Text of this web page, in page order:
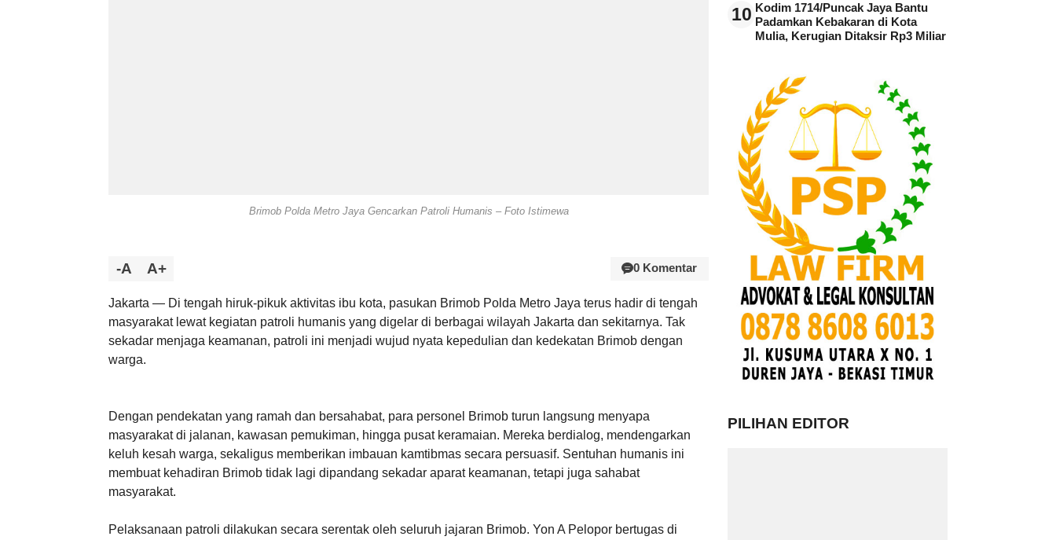
Brimob Polda Metro Jaya Gencarkan Patroli Humanis – Foto Istimewa
-A A+ 0 Komentar
Jakarta — Di tengah hiruk-pikuk aktivitas ibu kota, pasukan Brimob Polda Metro Jaya terus hadir di tengah
masyarakat lewat kegiatan patroli humanis yang digelar di berbagai wilayah Jakarta dan sekitarnya. Tak
sekadar menjaga keamanan, patroli ini menjadi wujud nyata kepedulian dan kedekatan Brimob dengan
warga.
Dengan pendekatan yang ramah dan bersahabat, para personel Brimob turun langsung menyapa
masyarakat di jalanan, kawasan pemukiman, hingga pusat keramaian. Mereka berdialog, mendengarkan
keluh kesah warga, sekaligus memberikan imbauan kamtibmas secara persuasif. Sentuhan humanis ini
membuat kehadiran Brimob tidak lagi dipandang sekadar aparat keamanan, tetapi juga sahabat
masyarakat.
Pelaksanaan patroli dilakukan secara serentak oleh seluruh jajaran Brimob. Yon A Pelopor bertugas di
10 Kodim 1714/Puncak Jaya Bantu
Padamkan Kebakaran di Kota
Mulia, Kerugian Ditaksir Rp3 Miliar
PILIHAN EDITOR